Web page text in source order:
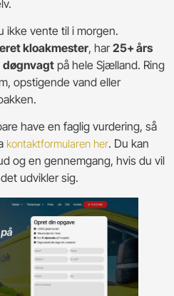
ikke vente til i morgen.
kloakmester, har25+ års
døgnvagt på hele Sjælland. Ring
opstigende vand eller
have en faglig vurdering, så
kontaktformularen her. Du kan
og en gennemgang, hvis du vil
udvikler sig.